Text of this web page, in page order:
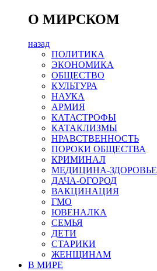
О МИРСКОМ
назад
ПОЛИТИКА
ЭКОНОМИКА
ОБЩЕСТВО
КУЛЬТУРА
НАУКА
АРМИЯ
КАТАСТРОФЫ
КАТАКЛИЗМЫ
НРАВСТВЕННОСТЬ
ПОРОКИ ОБЩЕСТВА
КРИМИНАЛ
МЕДИЦИНА-ЗДОРОВЬЕ
ДАЧА-ОГОРОД
ВАКЦИНАЦИЯ
ГМО
ЮВЕНАЛКА
СЕМЬЯ
ДЕТИ
СТАРИКИ
ЖЕНЩИНАМ
В МИРЕ